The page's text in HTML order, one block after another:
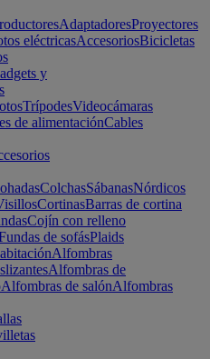
AdaptadoresProyectores
eléctricasAccesoriosBicicletas
y
TrípodesVideocámaras
de alimentaciónCables
ColchasSábanasNórdicos
CortinasBarras de cortina
Cojín con relleno
de sofásPlaids
Alfombras
Alfombras de
Alfombras de salónAlfombras